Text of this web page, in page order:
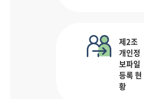
제2조
개인정
보파일
등록 현
황